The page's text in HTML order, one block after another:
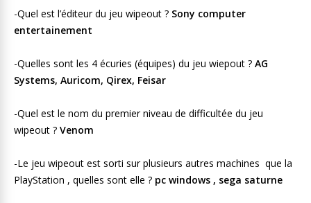
-Quel est l’éditeur du jeu wipeout ? Sony computer
entertainement
-Quelles sont les 4 écuries (équipes) du jeu wiepout ? AG
Systems, Auricom, Qirex, Feisar
-Quel est le nom du premier niveau de difficultée du jeu
wipeout ? Venom
-Le jeu wipeout est sorti sur plusieurs autres machines que la
PlayStation , quelles sont elle ? pc windows , sega saturne